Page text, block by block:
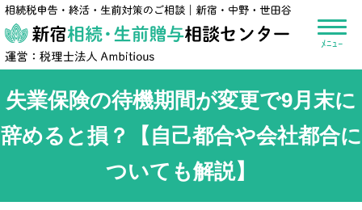
新宿相続・生前
失業保険の待機期間が変更で9月末に
辞めると損？【自己都合や会社都合に
ついても解説】